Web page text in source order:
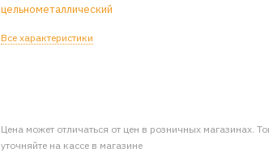
цельнометаллический
Все характеристики
Цена может отличаться от цен в розничных магазинах.
уточняйте на кассе в магазине